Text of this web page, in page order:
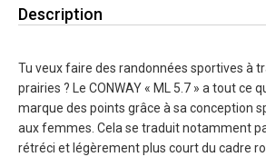
Description
Tu veux faire des randonnées sportives à
prairies ? Le CONWAY « ML 5.7 » a tout ce
marque des points grâce à sa conception
aux femmes. Cela se traduit notamment
rétréci et légèrement plus court du cadre